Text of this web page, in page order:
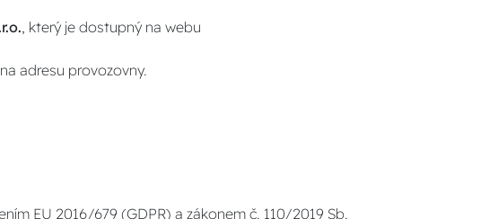
, který je dostupný na webu
adresu provozovny.
EU 2016/679 (GDPR) a zákonem č. 110/2019 Sb.